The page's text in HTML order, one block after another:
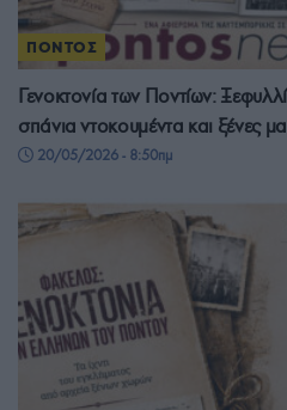
ΠΟΝΤΟΣ
Γενοκτονία των Ποντίων:
σπάνια ντοκουμέντα και ξένες
20/05/2026 - 8:50πμ